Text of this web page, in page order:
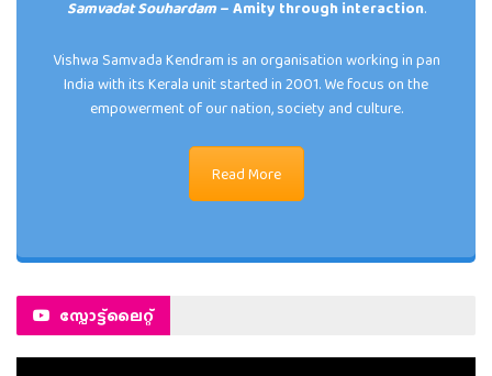
Samvadat Souhardam– Amity through interaction.
Vishwa Samvada Kendram is an organisation working in pan
India with its Kerala unit started in 2001. We focus on the
empowerment of our nation, society and culture.
Read More
സ്പോട്ട്ലൈറ്റ്